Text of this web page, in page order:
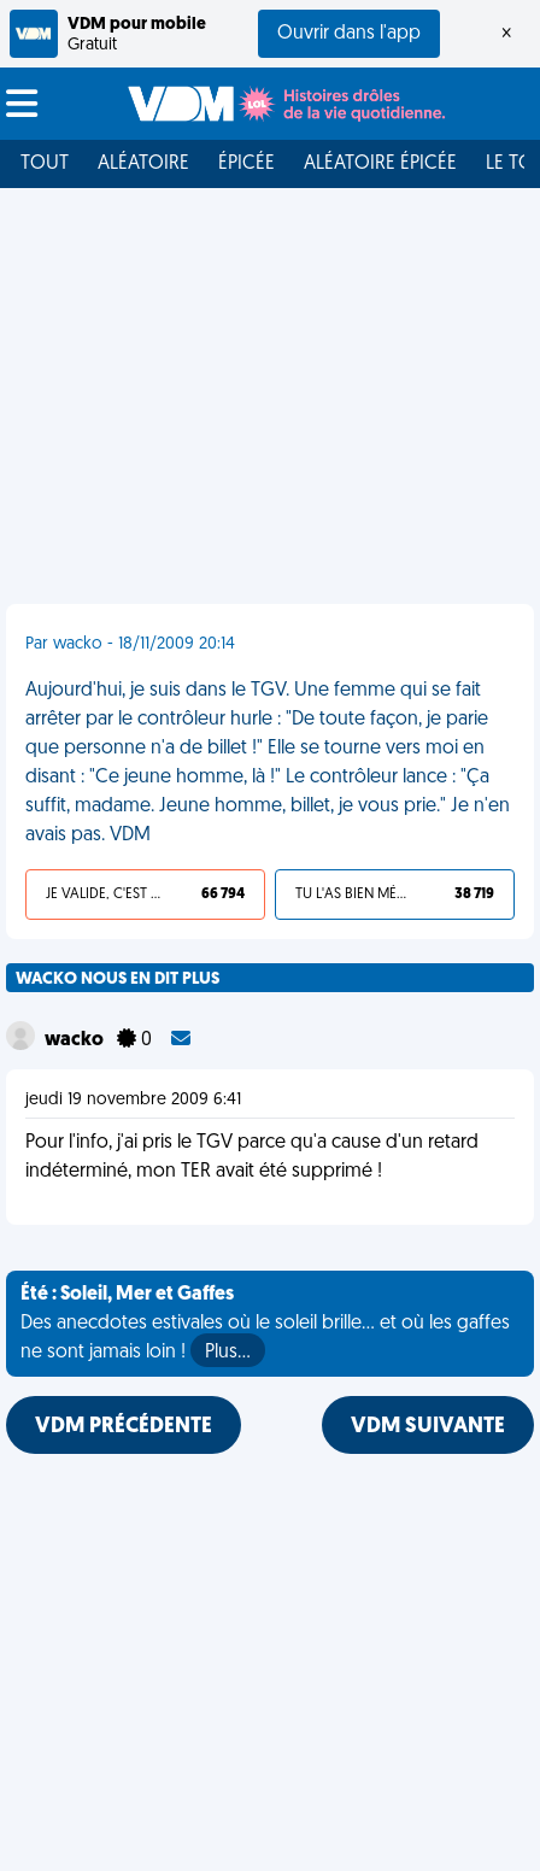
VDM pour mobile
Gratuit
Ouvrir dans l'app ×
TOUT ALÉATOIRE ÉPICÉE ALÉATOIRE ÉPICÉE LE
Par wacko - 18/11/2009 20:14
Aujourd'hui, je suis dans le TGV. Une femme qui se fait
arrêter par le contrôleur hurle : "De toute façon, je parie
que personne n'a de billet !" Elle se tourne vers moi en
disant : "Ce jeune homme, là !" Le contrôleur lance : "Ça
suffit, madame. Jeune homme, billet, je vous prie." Je n'en
avais pas. VDM
JE VALIDE, C'EST UNE VDM 66 794 TU L'AS BIEN MÉRITÉ 38 719
WACKO NOUS EN DIT PLUS
wacko 0
jeudi 19 novembre 2009 6:41
Pour l'info, j'ai pris le TGV parce qu'a cause d'un retard
indéterminé, mon TER avait été supprimé !
Été : Soleil, Mer et Gaffes
Des anecdotes estivales où le soleil brille... et où les gaffes
ne sont jamais loin !
Plus…
VDM PRÉCÉDENTE VDM SUIVANTE